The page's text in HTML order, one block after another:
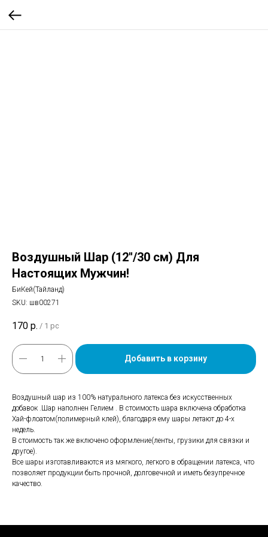
Воздушный Шар (12''/30 см) Для
Настоящих Мужчин!
БиКей(Тайланд)
SKU: шв00271
170 р. / 1 pc
Добавить в корзину
Воздушный шар из 100% натурального латекса без искусственных
добавок .Шар наполнен Гелием . В стоимость шара включена обработка
Хай-флоатом(полимерный клей), благодаря ему шары летают до 4-х
недель.
В стоимость так же включено оформление(ленты, грузики для связки и
другое).
Все шары изготавливаются из мягкого, легкого в обращении латекса, что
позволяет продукции быть прочной, долговечной и иметь безупречное
качество.